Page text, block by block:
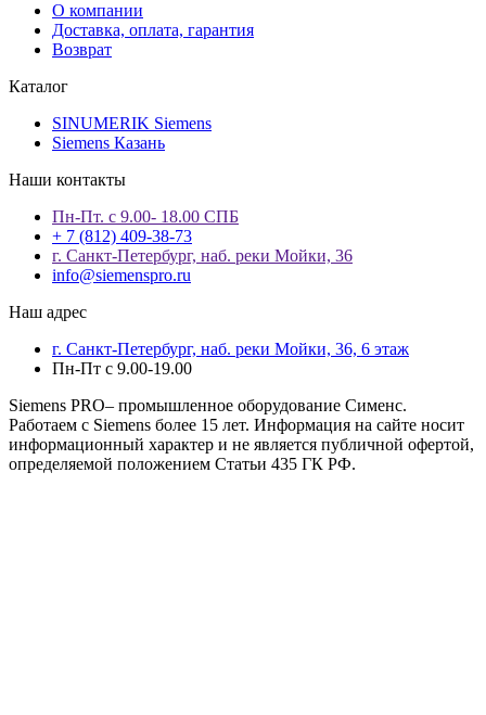
О компании
Доставка, оплата, гарантия
Возврат
Каталог
SINUMERIK Siemens
Siemens Казань
Наши контакты
Пн-Пт. с 9.00- 18.00 СПБ
+ 7 (812) 409-38-73
г. Санкт-Петербург, наб. реки Мойки, 36
info@siemenspro.ru
Наш адрес
г. Санкт-Петербург, наб. реки Мойки, 36, 6 этаж
Пн-Пт с 9.00-19.00
Siemens PRO– промышленное оборудование Сименс.
Работаем с Siemens более 15 лет. Информация на сайте носит
информационный характер и не является публичной офертой,
определяемой положением Статьи 435 ГК РФ.